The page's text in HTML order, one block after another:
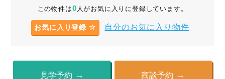
この物件は0 人がお気に入りに登録しています。
お気に入り登録 自分のお気に入り物件
見学予約 商談予約